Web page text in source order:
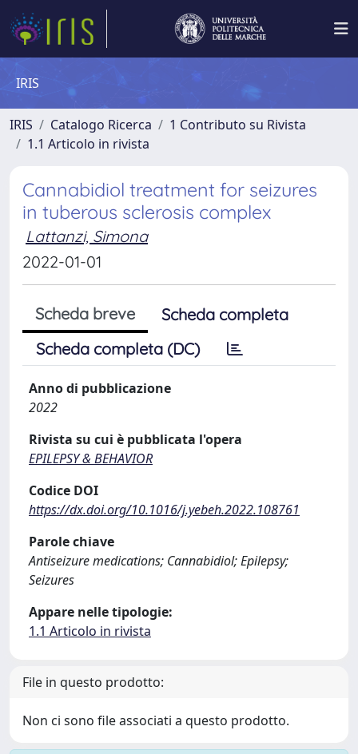
IRIS
IRIS Catalogo Ricerca
1 Contributo su Rivista
1.1 Articolo in rivista
Cannabidiol treatment for seizures
in tuberous sclerosis complex
Lattanzi, Simona
2022-01-01
Scheda breve
Scheda completa
Scheda completa (DC)
Anno di pubblicazione
2022
Rivista su cui è pubblicata l'opera
EPILEPSY & BEHAVIOR
Codice DOI
https://dx.doi.org/10.1016/j.yebeh.2022.108761
Parole chiave
Antiseizure medications; Cannabidiol; Epilepsy;
Seizures
Appare nelle tipologie:
1.1 Articolo in rivista
File in questo prodotto:
Non ci sono file associati a questo prodotto.